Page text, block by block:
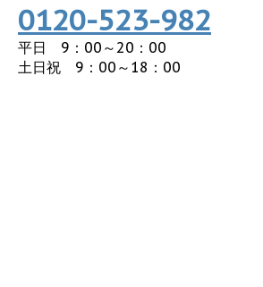
0120-523-982
平日 9：00～20：00
土日祝 9：00～18：00